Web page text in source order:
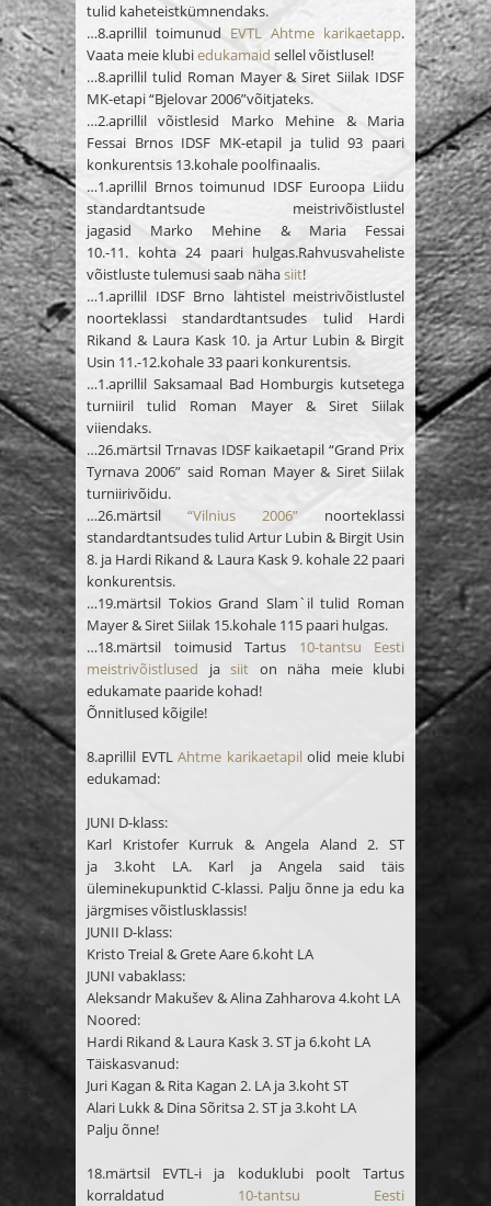
tulid kaheteistkümnendaks.
…8.aprillil toimunud EVTL Ahtme karikaetapp.
Vaata meie klubiedukamaid sellel võistlusel!
…8.aprillil tulid Roman Mayer & Siret Siilak IDSF
MK-etapi “Bjelovar 2006”võitjateks.
…2.aprillil võistlesid Marko Mehine & Maria
Fessai Brnos IDSF MK-etapil ja tulid 93 paari
konkurentsis 13.kohale poolfinaalis.
…1.aprillil Brnos toimunud IDSF Euroopa Liidu
standardtantsude meistrivõistlustel
jagasid Marko Mehine & Maria Fessai
10.-11. kohta 24 paari hulgas.Rahvusvaheliste
võistluste tulemusi saab nähasiit!
…1.aprillil IDSF Brno lahtistel meistrivõistlustel
noorteklassi standardtantsudes tulid Hardi
Rikand & Laura Kask 10. ja Artur Lubin & Birgit
Usin 11.-12.kohale 33 paari konkurentsis.
…1.aprillil Saksamaal Bad Homburgis kutsetega
turniiril tulid Roman Mayer & Siret Siilak
viiendaks.
…26.märtsil Trnavas IDSF kaikaetapil “Grand Prix
Tyrnava 2006” said Roman Mayer & Siret Siilak
turniirivõidu.
…26.märtsil “Vilnius 2006” noorteklassi
standardtantsudes tulid Artur Lubin & Birgit Usin
8. ja Hardi Rikand & Laura Kask 9.kohale 22 paari
konkurentsis.
…19.märtsil Tokios Grand Slam`il tulid Roman
Mayer & Siret Siilak 15.kohale 115 paari hulgas.
…18.märtsil toimusid Tartus 10-tantsu Eesti
meistrivõistlused ja siit on näha meie klubi
edukamate paaride kohad!
Õnnitlused kõigile!
8.aprillil EVTL Ahtme karikaetapil olid meie klubi
edukamad:
JUNI D-klass:
Karl Kristofer Kurruk & Angela Aland 2. ST
ja3.koht LA. Karl ja Angela said täis
üleminekupunktid C-klassi. Palju õnne ja edu ka
järgmises võistlusklassis!
JUNII D-klass:
Kristo Treial & Grete Aare6.koht LA
JUNI vabaklass:
Aleksandr Makušev & Alina Zahharova4.koht LA
Noored:
Hardi Rikand & Laura Kask3.ST ja6.koht LA
Täiskasvanud:
Juri Kagan & Rita Kagan 2. LA ja3.koht ST
Alari Lukk & Dina Sõritsa2.ST ja3.koht LA
Palju õnne!
18.märtsil EVTL-i ja koduklubi poolt Tartus
korraldatud 10-tantsu Eesti